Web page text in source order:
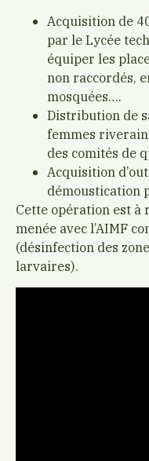
Acquisition de
par le Lycée
équiper les
non raccordés,
mosquées….
Distribution de
femmes
des comités de
Acquisition
démoustication
Cette opération est
menée avec l’AIMF
(désinfection des
larvaires).